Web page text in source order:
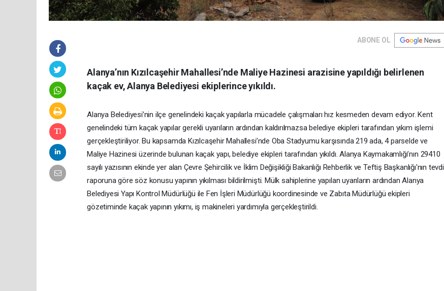
ABONE OL
Alanya’nın Kızılcaşehir Mahallesi’nde Maliye Hazinesi arazisine yapıldığı belirlenen
kaçak ev, Alanya Belediyesi ekiplerince yıkıldı.
Alanya Belediyesi’nin ilçe genelindeki kaçak yapılarla mücadele çalışmaları hız kesmeden devam ediyor. Kent
genelindeki tüm kaçak yapılar gerekli uyarıların ardından kaldırılmazsa belediye ekipleri tarafından yıkım işlemi
gerçekleştiriliyor. Bu kapsamda Kızılcaşehir Mahallesi’nde Oba Stadyumu karşısında 219 ada, 4 parselde ve
Maliye Hazinesi üzerinde bulunan kaçak yapı, belediye ekipleri tarafından yıkıldı. Alanya Kaymakamlığı’nın 29410
sayılı yazısının ekinde yer alan Çevre Şehircilik ve İklim Değişikliği Bakanlığı Rehberlik ve Teftiş Başkanlığı'nın tevdi
raporuna göre söz konusu yapının yıkılması bildirilmişti. Mülk sahiplerine yapılan uyarıların ardından Alanya
Belediyesi Yapı Kontrol Müdürlüğü ile Fen İşleri Müdürlüğü koordinesinde ve Zabıta Müdürlüğü ekipleri
gözetiminde kaçak yapının yıkımı, iş makineleri yardımıyla gerçekleştirildi.